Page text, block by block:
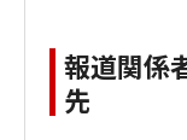
報道関係
先